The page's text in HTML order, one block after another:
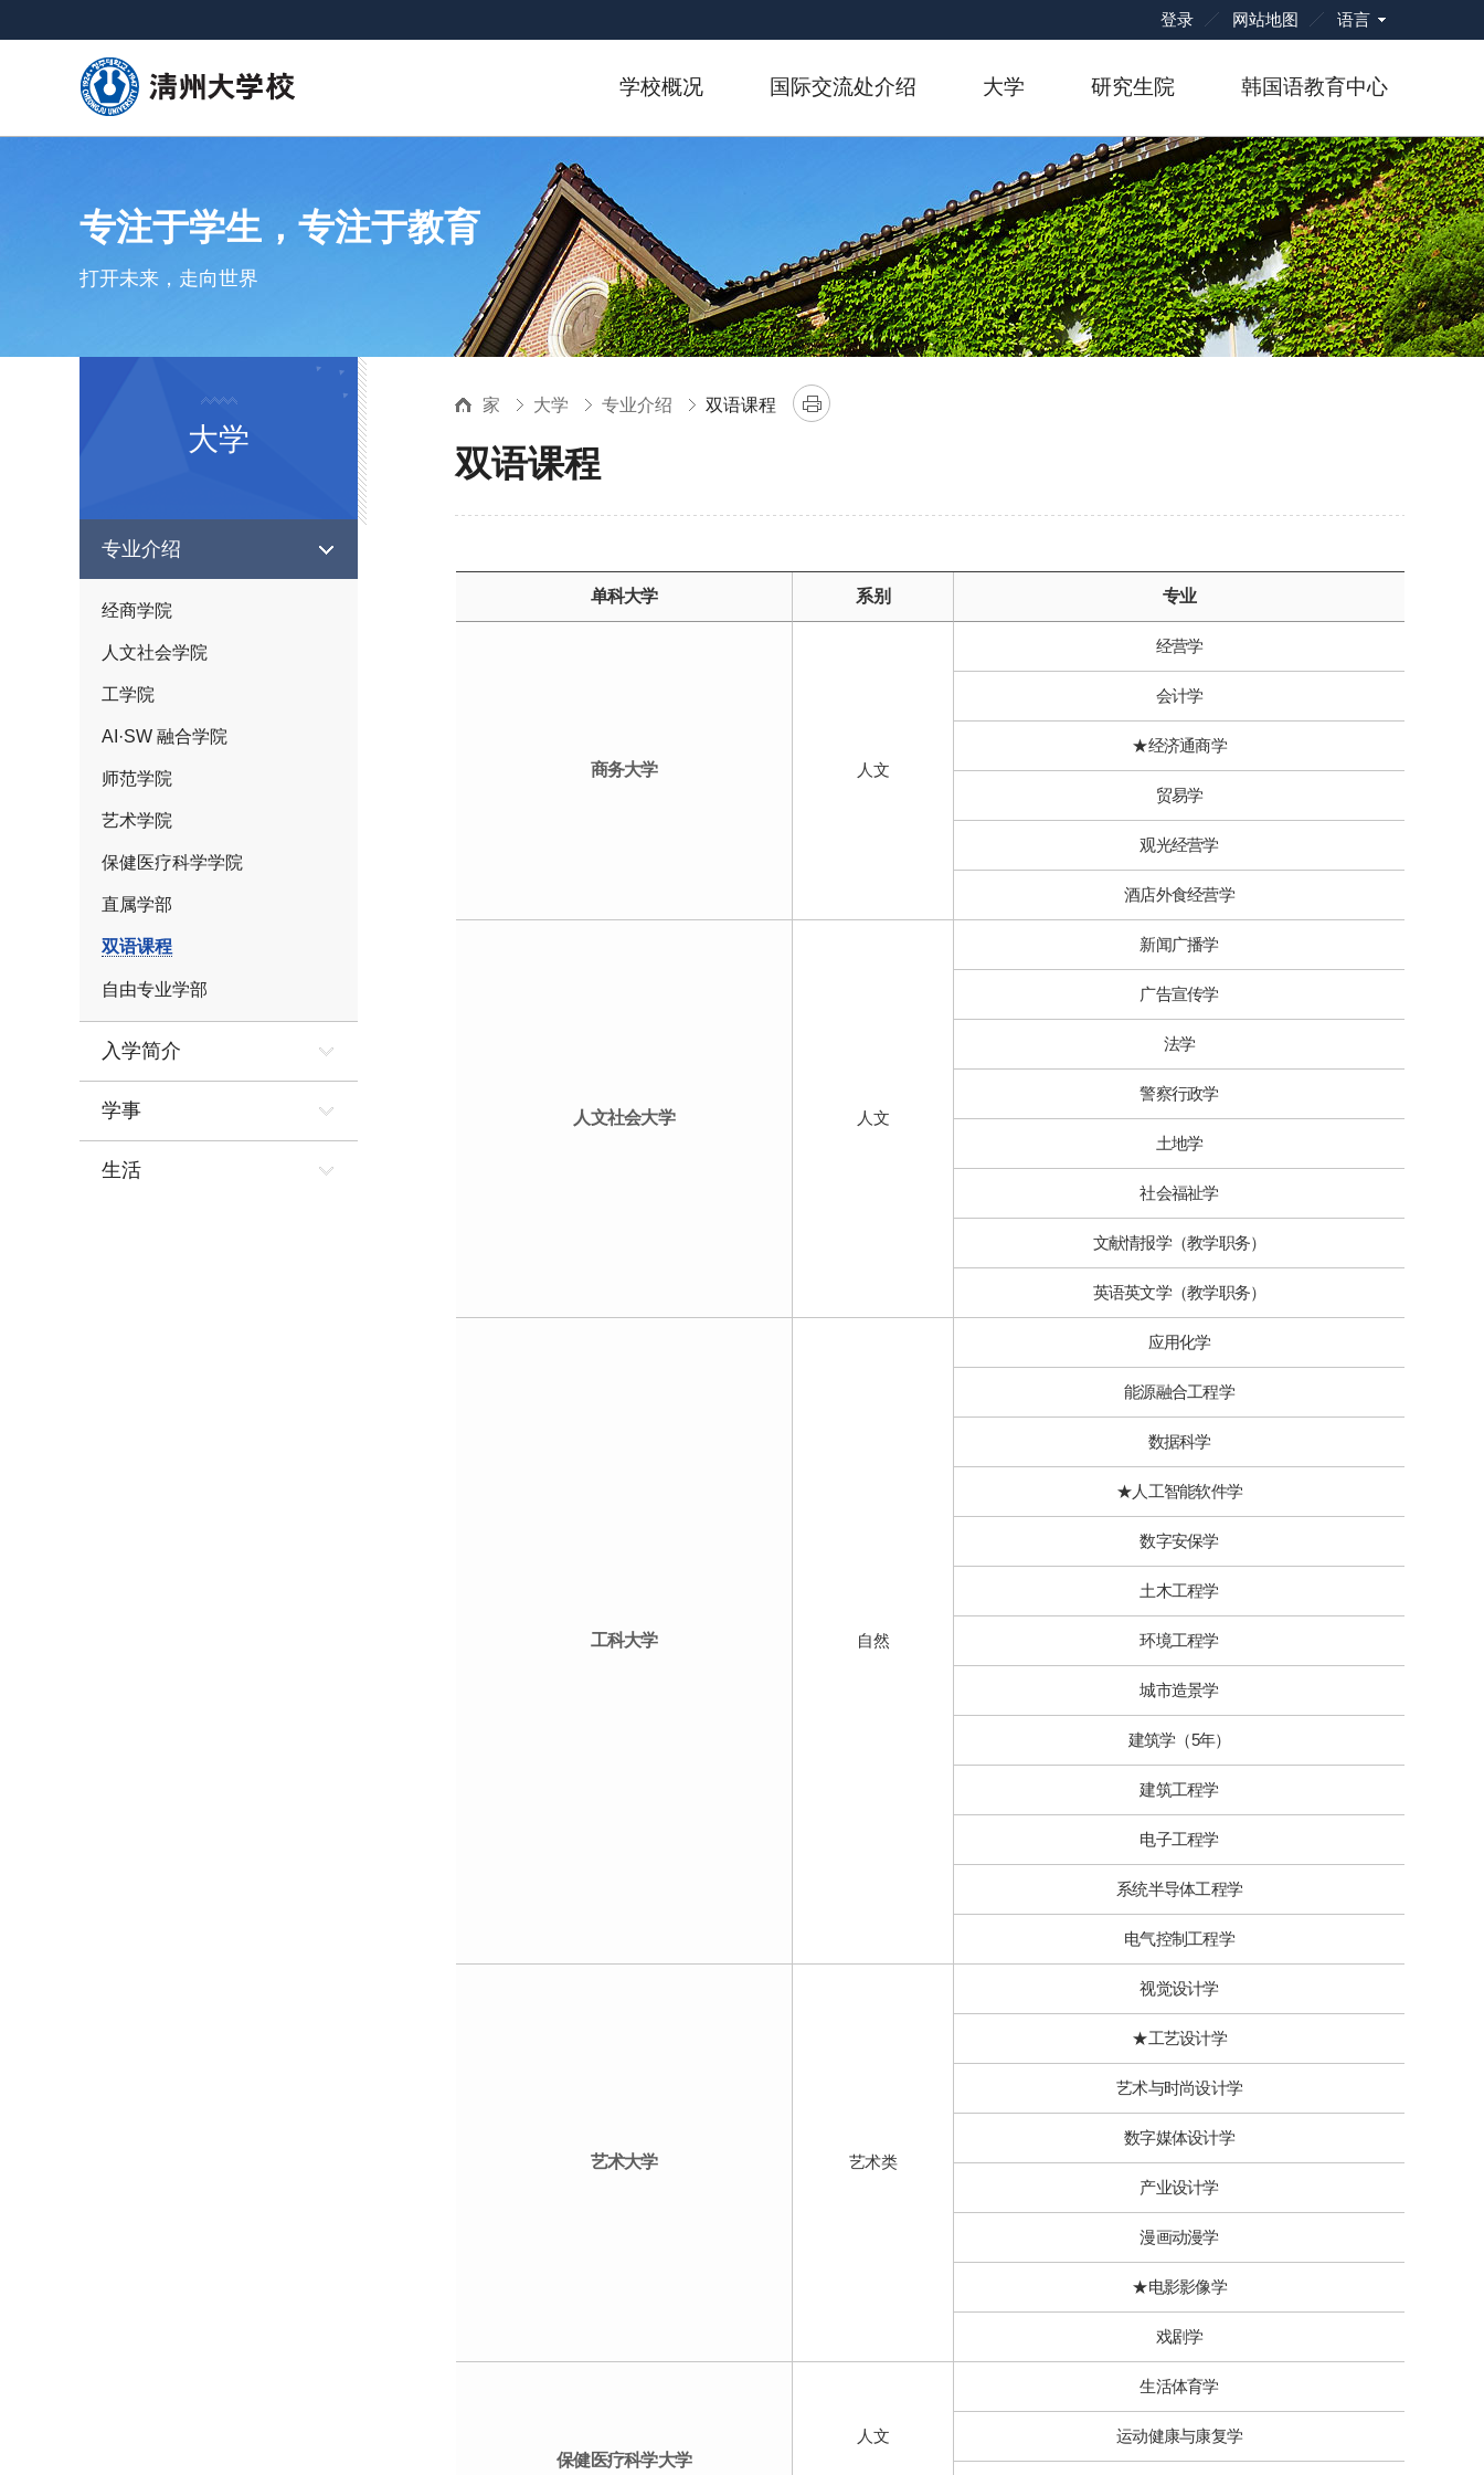
登录 网站地图 语言
学校概况 国际交流处介绍 大学 研究生院 韩国语教育中心
专注于学生，专注于教育
打开未来，走向世界
大学
专业介绍
经商学院
人文社会学院
工学院
AI·SW 融合学院
师范学院
艺术学院
保健医疗科学学院
直属学部
双语课程
自由专业学部
入学简介
学事
生活
家 大学 专业介绍 双语课程
双语课程
单科大学 系别 专业
商务大学 人文
经营学
会计学
★经济通商学
贸易学
观光经营学
酒店外食经营学
人文社会大学 人文
新闻广播学
广告宣传学
法学
警察行政学
土地学
社会福祉学
文献情报学（教学职务）
英语英文学（教学职务）
工科大学 自然
应用化学
能源融合工程学
数据科学
★人工智能软件学
数字安保学
土木工程学
环境工程学
城市造景学
建筑学（5年）
建筑工程学
电子工程学
系统半导体工程学
电气控制工程学
艺术大学 艺术类
视觉设计学
★工艺设计学
艺术与时尚设计学
数字媒体设计学
产业设计学
漫画动漫学
★电影影像学
戏剧学
保健医疗科学大学
人文
生活体育学
运动健康与康复学